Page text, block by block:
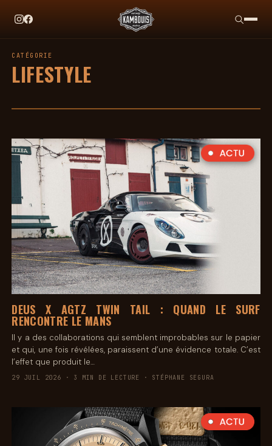
TAG HEUER X TEAM IKUZAWA : LE COME-BACK QUI
CATÉGORIE
LIFESTYLE
DEUS X AGTZ TWIN TAIL : QUAND LE SURF
RENCONTRE LE MANS
Il y a des collaborations qui semblent improbables sur le papier
et qui, une fois révélées, paraissent d’une évidence totale. C’est
l’effet que produit le…
29 JUIL 2026 · 3 MIN DE LECTURE · STÉPHANE SEGURA